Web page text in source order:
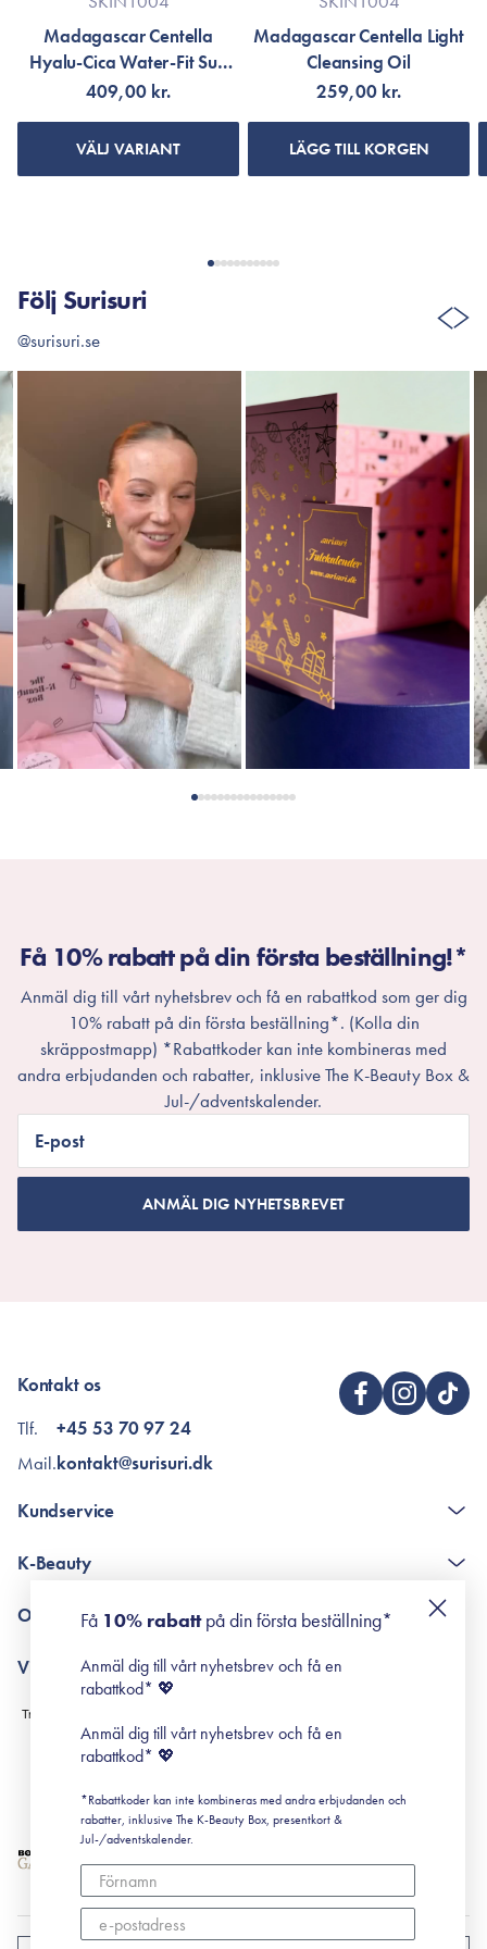
Madagascar Centella
Hyalu-Cica Water-Fit Sun
Cream SPF50+ PA++++
409,00 kr.
VÄLJ VARIANT
Madagascar Centella Light
Cleansing Oil
259,00 kr.
LÄGG TILL KORGEN
Följ Surisuri
@surisuri.se
Få 10% rabatt på din första beställning!*
Anmäl dig till vårt nyhetsbrev och få en rabattkod som ger dig
10% rabatt på din första beställning*. (Kolla din
skräppostmapp) *Rabattkoder kan inte kombineras med
andra erbjudanden och rabatter, inklusive The K-Beauty Box &
Jul-/adventskalender.
E-post
ANMÄL DIG NYHETSBREVET
Kontakt os
Tlf.
Mail.
+45 53 70 97 24
kontakt@surisuri.dk
Kundservice
Poängshop - frågor och svar
K-Beauty
Retinol för nybörjare
Om Surisuri
Black Friday
Villkor
Leverans & Retur
Köpvillkor
Prenumerationsvillkor
Cookiepolicy
Få 10% rabattpå din första beställning*
Anmäl dig till vårt nyhetsbrev och få en
rabattkod* 💖
Anmäl dig till vårt nyhetsbrev och få en
rabattkod* 💖
*Rabattkoder kan inte kombineras med andra erbjudanden och
rabatter, inklusive The K-Beauty Box, presentkort &
Jul-/adventskalender.